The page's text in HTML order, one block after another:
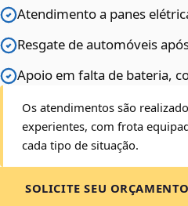
Atendimento a panes
Resgate de automóveis
Apoio em falta de bateria,
Os atendimentos são
experientes, com frota
cada tipo de situação.
SOLICITE SEU ORÇAMENTO